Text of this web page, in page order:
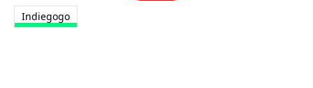
Indiegogo